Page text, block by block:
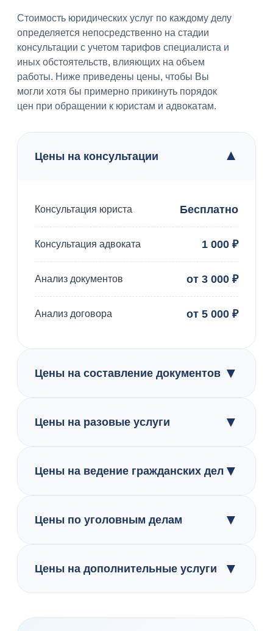
Стоимость юридических услуг по каждому делу
определяется непосредственно на стадии
консультации с учетом тарифов специалиста и
иных обстоятельств, влияющих на объем
работы. Ниже приведены цены, чтобы Вы
могли хотя бы примерно прикинуть порядок
цен при обращении к юристам и адвокатам.
Цены на консультации ▼
Консультация юриста Бесплатно
Консультация адвоката 1 000 ₽
Анализ документов от 3 000 ₽
Анализ договора от 5 000 ₽
Цены на составление документов ▼
Цены на разовые услуги ▼
Цены на ведение гражданских дел ▼
Цены по уголовным делам ▼
Цены на дополнительные услуги ▼